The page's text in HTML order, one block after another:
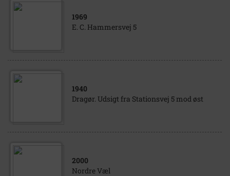
1969
E. C. Hammersvej 5
1940
Dragør. Udsigt fra Stationsvej 5 mod øst
2000
Nordre Væl